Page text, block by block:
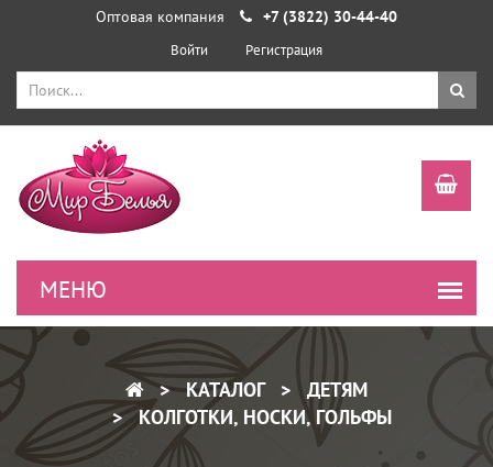
Оптовая компания +7 (3822) 30-44-40
Войти Регистрация
КАТАЛОГ
ДЕТЯМ
КОЛГОТКИ, НОСКИ, ГОЛЬФЫ